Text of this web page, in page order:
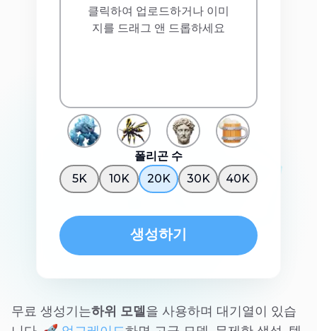
클릭하여 업로드하거나 이미
지를 드래그 앤 드롭하세요
폴리곤 수
5K
10K 20K 30K 40K
생성하기
무료 생성기는하위 모델을 사용하며 대기열이 있습